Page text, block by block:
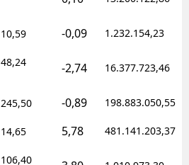
10,59 -0,09 1.232.154,23
48,24 -2,74 16.377.723,46
245,50 -0,89 198.883.050,55
14,65 5,78 481.141.203,37
106,40